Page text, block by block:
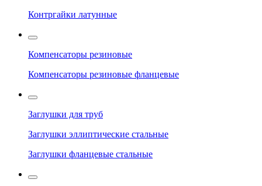
Контргайки латунные
Компенсаторы резиновые
Компенсаторы резиновые фланцевые
Заглушки для труб
Заглушки эллиптические стальные
Заглушки фланцевые стальные